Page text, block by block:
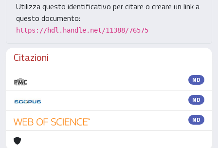
Utilizza questo identificativo per citare o creare un link a
questo documento:
https://hdl.handle.net/11388/76575
Citazioni
ND
ND
ND